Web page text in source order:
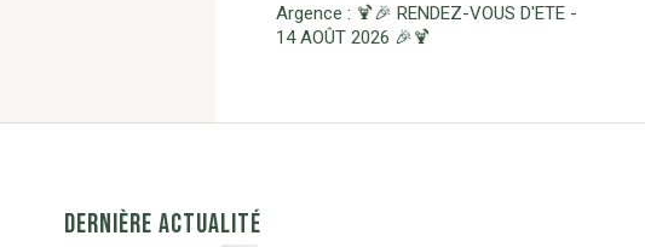
Argence : 🍹🎉 RENDEZ-VOUS D'ETE -
14 AOÛT 2026 🎉🍹
DERNIÈRE ACTUALITÉ